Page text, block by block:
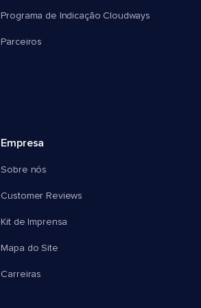
Programa de Indicação Cloudways
Parceiros
Empresa
Sobre nós
Customer Reviews
Kit de Imprensa
Mapa do Site
Carreiras